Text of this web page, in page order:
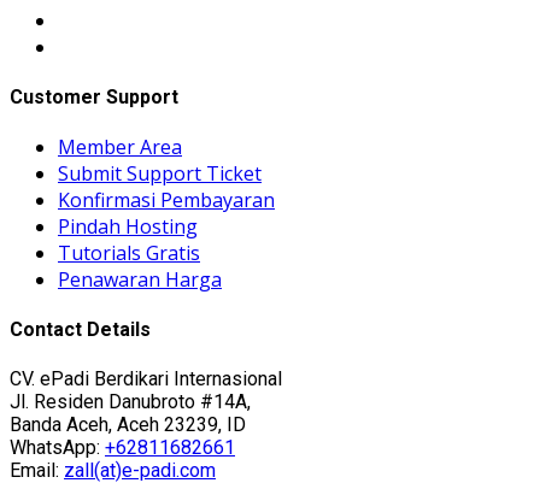
Customer Support
Member Area
Submit Support Ticket
Konfirmasi Pembayaran
Pindah Hosting
Tutorials Gratis
Penawaran Harga
Contact Details
CV. ePadi Berdikari Internasional
Jl. Residen Danubroto #14A,
Banda Aceh, Aceh 23239, ID
WhatsApp: +62811682661
Email: zall(at)e-padi.com